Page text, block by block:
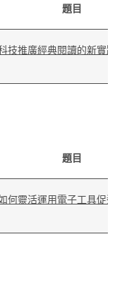
題目
技推廣經典閱讀的新實踐
題目
何靈活運用電子工具促進